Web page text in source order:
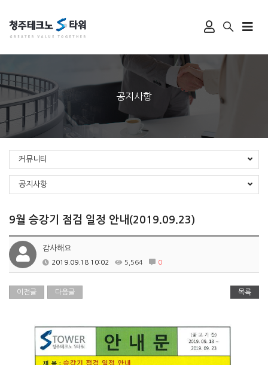
공지사항
커뮤니티
공지사항
9월 승강기 점검 일정 안내(2019.09.23)
감사해요
2019.09.18 10:02 5,564 0
이전글 다음글 목록